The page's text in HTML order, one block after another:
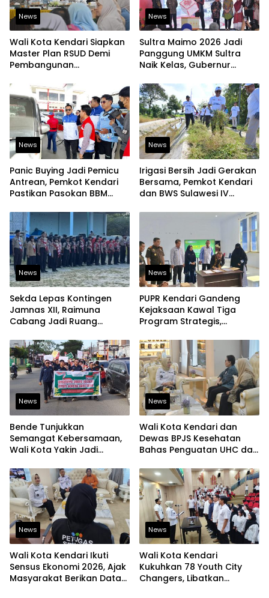
News
Wali Kota Kendari Siapkan
Master Plan RSUD Demi
Pembangunan
News
Sultra Maimo 2026 Jadi
Panggung UMKM Sultra
Naik Kelas, Gubernur
Tembus Pasar Ekspor
News
Panic Buying Jadi Pemicu
Antrean, Pemkot Kendari
Pastikan Pasokan BBM
News
Irigasi Bersih Jadi Gerakan
Bersama, Pemkot Kendari
dan BWS Sulawesi IV
Pangan
News
Sekda Lepas Kontingen
Jamnas XII, Raimuna
Cabang Jadi Ruang
dan Berjiwa Pemimpin
News
PUPR Kendari Gandeng
Kejaksaan Kawal Tiga
Program Strategis,
Bangun Infrastruktur
Berintegritas
News
Bende Tunjukkan
Semangat Kebersamaan,
Wali Kota Yakin Jadi
Lain
News
Wali Kota Kendari dan
Dewas BPJS Kesehatan
Bahas Penguatan UHC dan
Kesehatan
News
Wali Kota Kendari Ikuti
Sensus Ekonomi 2026, Ajak
Masyarakat Berikan Data
News
Wali Kota Kendari
Kukuhkan 78 Youth City
Changers, Libatkan